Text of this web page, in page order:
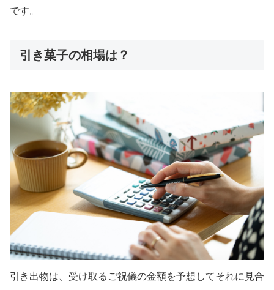
です。
引き菓子の相場は？
引き出物は、受け取るご祝儀の金額を予想してそれに見合